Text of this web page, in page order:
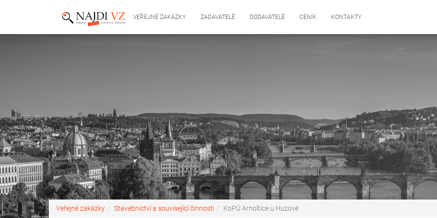
VEŘEJNÉ ZAKÁZKY ZADAVATELÉ DODAVATELÉ CENÍK KONTAKTY
Veřejné zakázky Stavebnictví a související činnosti KoPÚ Arnoltice u Huzové